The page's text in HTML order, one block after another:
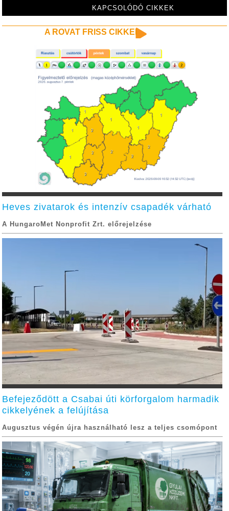
KAPCSOLÓDÓ CIKKEK
A ROVAT FRISS CIKKEI
Heves zivatarok és intenzív csapadék várható
A HungaroMet Nonprofit Zrt. előrejelzése
Befejeződött a Csabai úti körforgalom harmadik
cikkelyének a felújítása
Augusztus végén újra használható lesz a teljes csomópont